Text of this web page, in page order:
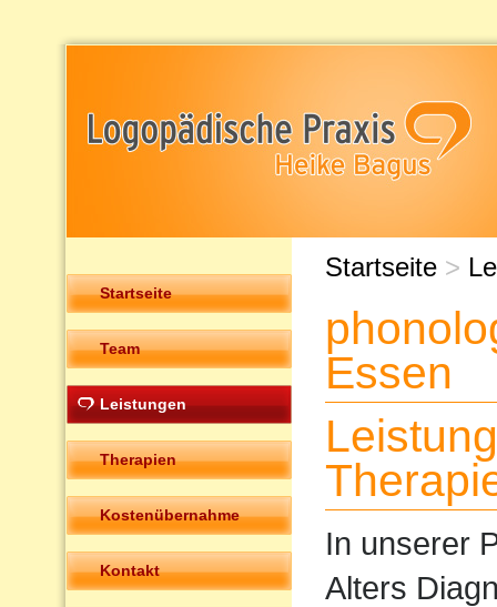
Startseite
Team
Leistungen
Therapien
Kostenübernahme
Kontakt
Startseite >
Essen
In unserer
Alters